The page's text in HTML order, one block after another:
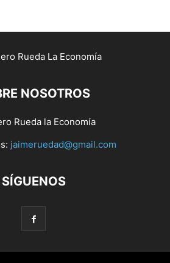
NOSOTROS
Rueda la Economía
jaimeruedad@gmail.com
SÍGUENOS